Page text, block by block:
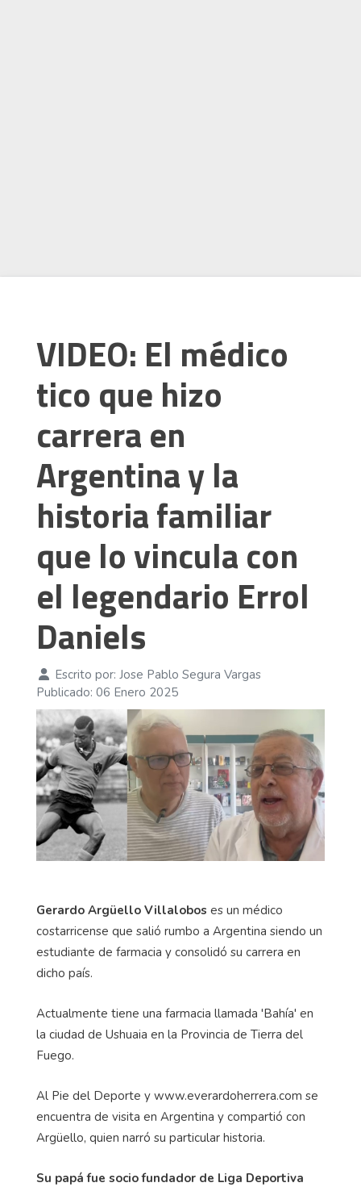
VIDEO: El médico
tico que hizo
carrera en
Argentina y la
historia familiar
que lo vincula con
el legendario Errol
Daniels
Escrito por: Jose Pablo Segura Vargas
Publicado: 06 Enero 2025
Gerardo Argüello Villalobos es un médico
costarricense que salió rumbo a Argentina siendo un
estudiante de farmacia y consolidó su carrera en
dicho país.
Actualmente tiene una farmacia llamada 'Bahía' en
la ciudad de Ushuaia en la Provincia de Tierra del
Fuego.
Al Pie del Deporte y www.everardoherrera.com se
encuentra de visita en Argentina y compartió con
Argüello, quien narró su particular historia.
Su papá fue socio fundador de Liga Deportiva